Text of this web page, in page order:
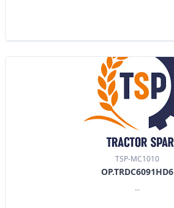
TSP-MC1010
OP.TRDC6091HD6
--